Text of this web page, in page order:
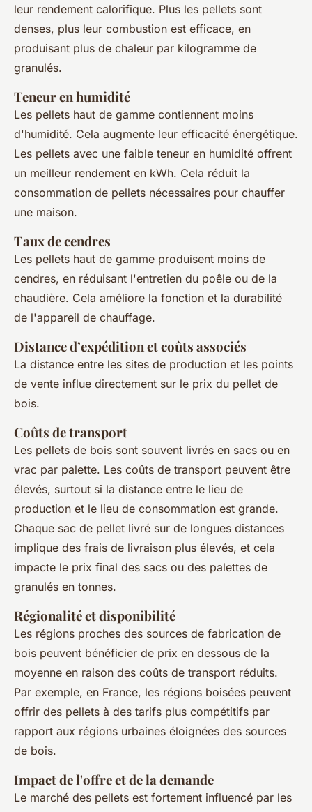
leur rendement calorifique. Plus les pellets sont
denses, plus leur combustion est efficace, en
produisant plus de chaleur par kilogramme de
granulés.
Teneur en humidité
Les pellets haut de gamme contiennent moins
d'humidité. Cela augmente leur efficacité énergétique.
Les pellets avec une faible teneur en humidité offrent
un meilleur rendement en kWh. Cela réduit la
consommation de pellets nécessaires pour chauffer
une maison.
Taux de cendres
Les pellets haut de gamme produisent moins de
cendres, en réduisant l'entretien du poêle ou de la
chaudière. Cela améliore la fonction et la durabilité
de l'appareil de chauffage.
Distance d’expédition et coûts associés
La distance entre les sites de production et les points
de vente influe directement sur le prix du pellet de
bois.
Coûts de transport
Les pellets de bois sont souvent livrés en sacs ou en
vrac par palette. Les coûts de transport peuvent être
élevés, surtout si la distance entre le lieu de
production et le lieu de consommation est grande.
Chaque sac de pellet livré sur de longues distances
implique des frais de livraison plus élevés, et cela
impacte le prix final des sacs ou des palettes de
granulés en tonnes.
Régionalité et disponibilité
Les régions proches des sources de fabrication de
bois peuvent bénéficier de prix en dessous de la
moyenne en raison des coûts de transport réduits.
Par exemple, en France, les régions boisées peuvent
offrir des pellets à des tarifs plus compétitifs par
rapport aux régions urbaines éloignées des sources
de bois.
Impact de l'offre et de la demande
Le marché des pellets est fortement influencé par les